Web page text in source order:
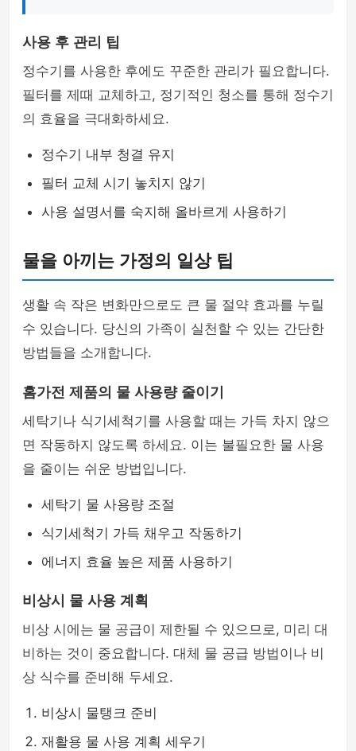
사용 후 관리 팁
정수기를 사용한 후에도 꾸준한 관리가 필요합니다.
필터를 제때 교체하고, 정기적인 청소를 통해 정수기
의 효율을 극대화하세요.
정수기 내부 청결 유지
필터 교체 시기 놓치지 않기
사용 설명서를 숙지해 올바르게 사용하기
물을 아끼는 가정의 일상 팁
생활 속 작은 변화만으로도 큰 물 절약 효과를 누릴
수 있습니다. 당신의 가족이 실천할 수 있는 간단한
방법들을 소개합니다.
홈가전 제품의 물 사용량 줄이기
세탁기나 식기세척기를 사용할 때는 가득 차지 않으
면 작동하지 않도록 하세요. 이는 불필요한 물 사용
을 줄이는 쉬운 방법입니다.
세탁기 물 사용량 조절
식기세척기 가득 채우고 작동하기
에너지 효율 높은 제품 사용하기
비상시 물 사용 계획
비상 시에는 물 공급이 제한될 수 있으므로, 미리 대
비하는 것이 중요합니다. 대체 물 공급 방법이나 비
상 식수를 준비해 두세요.
비상시 물탱크 준비
재활용 물 사용 계획 세우기